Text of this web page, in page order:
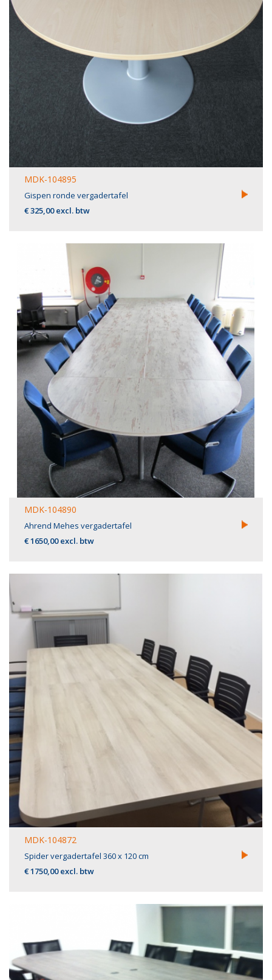
MDK-104895
Gispen ronde vergadertafel
€ 325,00 excl. btw
MDK-104890
Ahrend Mehes vergadertafel
€ 1650,00 excl. btw
MDK-104872
Spider vergadertafel 360 x 120 cm
€ 1750,00 excl. btw